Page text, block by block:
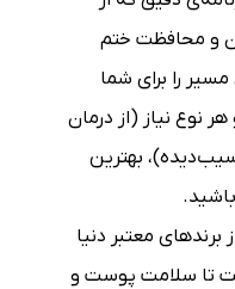
و محافظت ختم
را برای شما
نوع نیاز (از درمان
بهترین
معتبر دنیا
تا سلامت پوست و